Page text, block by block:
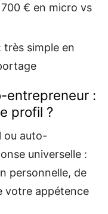
700 € en micro vs
très simple en
entrepreneur :
profil ?
ou auto-
universelle :
personnelle, de
votre appétence